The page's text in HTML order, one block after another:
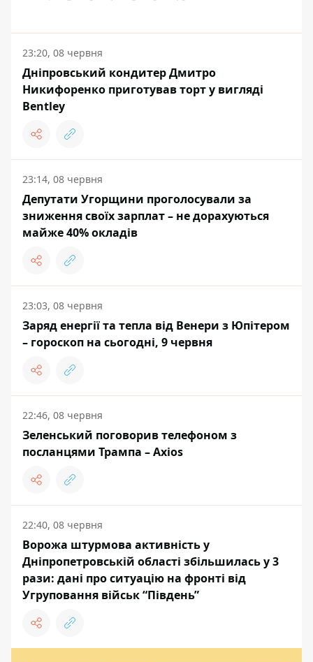
23:20, 08 червня
Дніпровський кондитер Дмитро
Никифоренко приготував торт у вигляді
Bentley
23:14, 08 червня
Депутати Угорщини проголосували за
зниження своїх зарплат – не дорахуються
майже 40% окладів
23:03, 08 червня
Заряд енергії та тепла від Венери з Юпітером
– гороскоп на сьогодні, 9 червня
22:46, 08 червня
Зеленський поговорив телефоном з
посланцями Трампа – Axios
22:40, 08 червня
Ворожа штурмова активність у
Дніпропетровській області збільшилась у 3
рази: дані про ситуацію на фронті від
Угруповання військ “Південь”